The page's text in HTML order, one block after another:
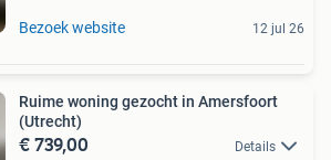
Bezoek website 12 jul 26
Ruime woning gezocht in Amersfoort
(Utrecht)
€ 739,00 Details